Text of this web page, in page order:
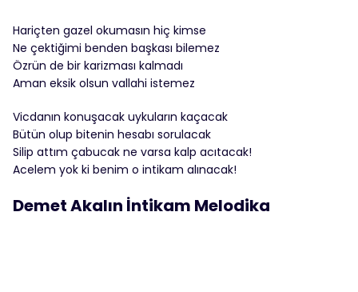
Hariçten gazel okumasın hiç kimse
Ne çektiğimi benden başkası bilemez
Özrün de bir karizması kalmadı
Aman eksik olsun vallahi istemez
Vicdanın konuşacak uykuların kaçacak
Bütün olup bitenin hesabı sorulacak
Silip attım çabucak ne varsa kalp acıtacak!
Acelem yok ki benim o intikam alınacak!
Demet Akalın İntikam Melodika